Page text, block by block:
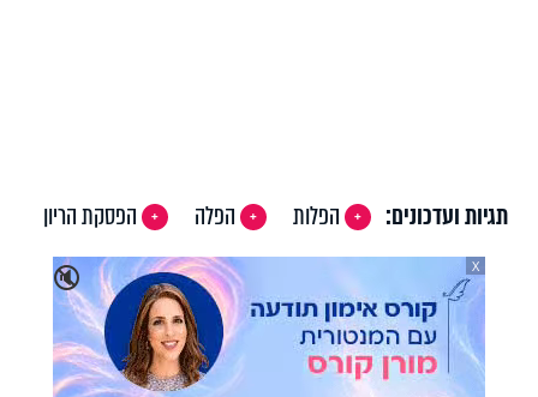
תגיות ועדכונים: הפלות הפלה
הפסקת הריון
🔇
X